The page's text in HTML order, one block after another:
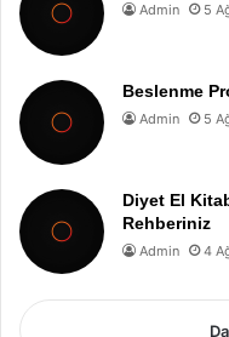
Admin 5
Beslenme
Admin 5
Diyet El
Rehberiniz
Admin 4